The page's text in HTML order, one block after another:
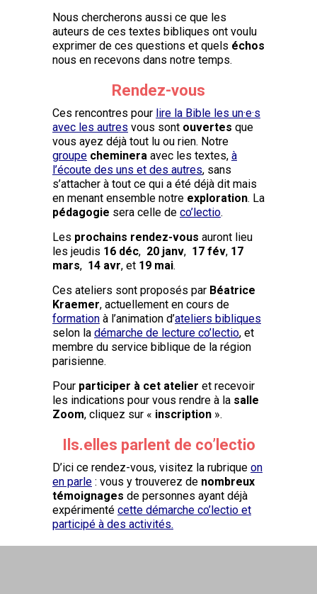
Nous chercherons aussi ce que les
auteurs de ces textes bibliques ont voulu
exprimer de ces questions et quels échos
nous en recevons dans notre temps.
Rendez-vous
Ces rencontres pour lire la Bible les un·e·s
avec les autres vous sont ouvertes que
vous ayez déjà tout lu ou rien. Notre
groupe cheminera avec les textes, à
l’écoute des uns et des autres, sans
s’attacher à tout ce qui a été déjà dit mais
en menant ensemble notre exploration. La
pédagogie sera celle de co’lectio.
Les prochains rendez-vous auront lieu
les jeudis 16 déc, 20 janv, 17 fév, 17
mars, 14 avr, et 19 mai.
Ces ateliers sont proposés par Béatrice
Kraemer, actuellement en cours de
formation à l’animation d’ateliers bibliques
selon la démarche de lecture co’lectio, et
membre du service biblique de la région
parisienne.
Pour participer à cet atelier et recevoir
les indications pour vous rendre à la salle
Zoom, cliquez sur « inscription ».
Ils.elles parlent de co’lectio
D’ici ce rendez-vous, visitez la rubrique on
en parle : vous y trouverez de nombreux
témoignages de personnes ayant déjà
expérimenté cette démarche co’lectio et
participé à des activités.